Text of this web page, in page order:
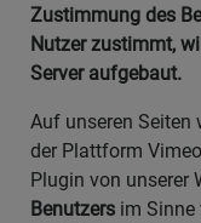
Zustimmung des
Nutzer zustimmt,
Server aufgebaut.
Auf unseren Seiten
der Plattform
Plugin von unserer
Benutzers im Sinne